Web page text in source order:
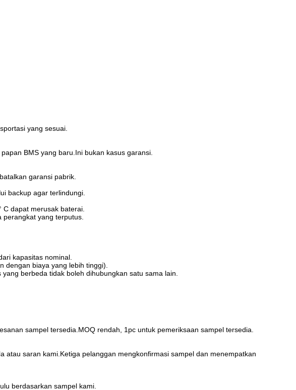
yang sesuai.
BMS yang baru.Ini bukan kasus garansi.
garansi pabrik.
backup agar terlindungi.
dapat merusak baterai.
yang terputus.
kapasitas nominal.
dengan biaya yang lebih tinggi).
berbeda tidak boleh dihubungkan satu sama lain.
sampel tersedia.MOQ rendah, 1pc untuk pemeriksaan sampel tersedia.
saran kami.Ketiga pelanggan mengkonfirmasi sampel dan menempatkan
berdasarkan sampel kami.